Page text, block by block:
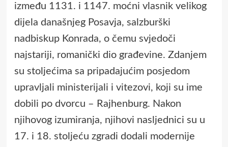
između 1131. i 1147. moćni vlasnik velikog
dijela današnjeg Posavja, salzburški
nadbiskup Konrada, o čemu svjedoči
najstariji, romanički dio građevine. Zdanjem
su stoljećima sa pripadajućim posjedom
upravljali ministerijali i vitezovi, koji su ime
dobili po dvorcu – Rajhenburg. Nakon
njihovog izumiranja, njihovi nasljednici su u
17. i 18. stoljeću zgradi dodali modernije